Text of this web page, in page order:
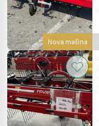
Nova mašina